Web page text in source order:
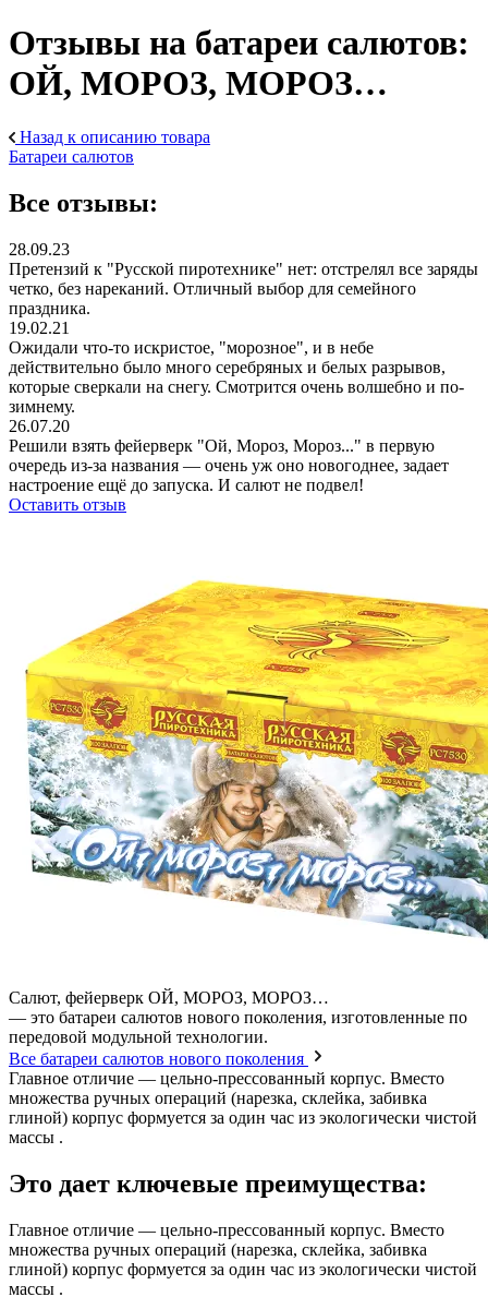
Отзывы на батареи салютов:
ОЙ, МОРОЗ, МОРОЗ…
Назад к описанию товара
Батареи салютов
Все отзывы:
28.09.23
Претензий к "Русской пиротехнике" нет: отстрелял все заряды
четко, без нареканий. Отличный выбор для семейного
праздника.
19.02.21
Ожидали что-то искристое, "морозное", и в небе
действительно было много серебряных и белых разрывов,
которые сверкали на снегу. Смотрится очень волшебно и по-
зимнему.
26.07.20
Решили взять фейерверк "Ой, Мороз, Мороз..." в первую
очередь из-за названия — очень уж оно новогоднее, задает
настроение ещё до запуска. И салют не подвел!
Оставить отзыв
Салют, фейерверк ОЙ, МОРОЗ, МОРОЗ…
— это батареи салютов нового поколения, изготовленные по
передовой модульной технологии.
Все батареи салютов нового поколения
Главное отличие — цельно-прессованный корпус. Вместо
множества ручных операций (нарезка, склейка, забивка
глиной) корпус формуется за один час из экологически чистой
массы .
Это дает ключевые преимущества:
Главное отличие — цельно-прессованный корпус. Вместо
множества ручных операций (нарезка, склейка, забивка
глиной) корпус формуется за один час из экологически чистой
массы .